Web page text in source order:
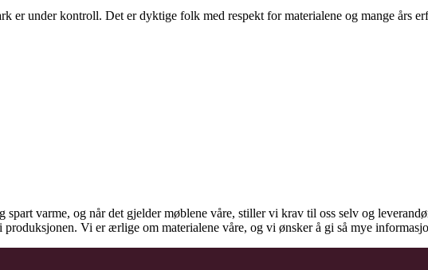
er under kontroll. Det er dyktige folk med respekt for materialene og mange års
varme, og når det gjelder møblene våre, stiller vi krav til oss selv og
Vi er ærlige om materialene våre, og vi ønsker å gi så mye